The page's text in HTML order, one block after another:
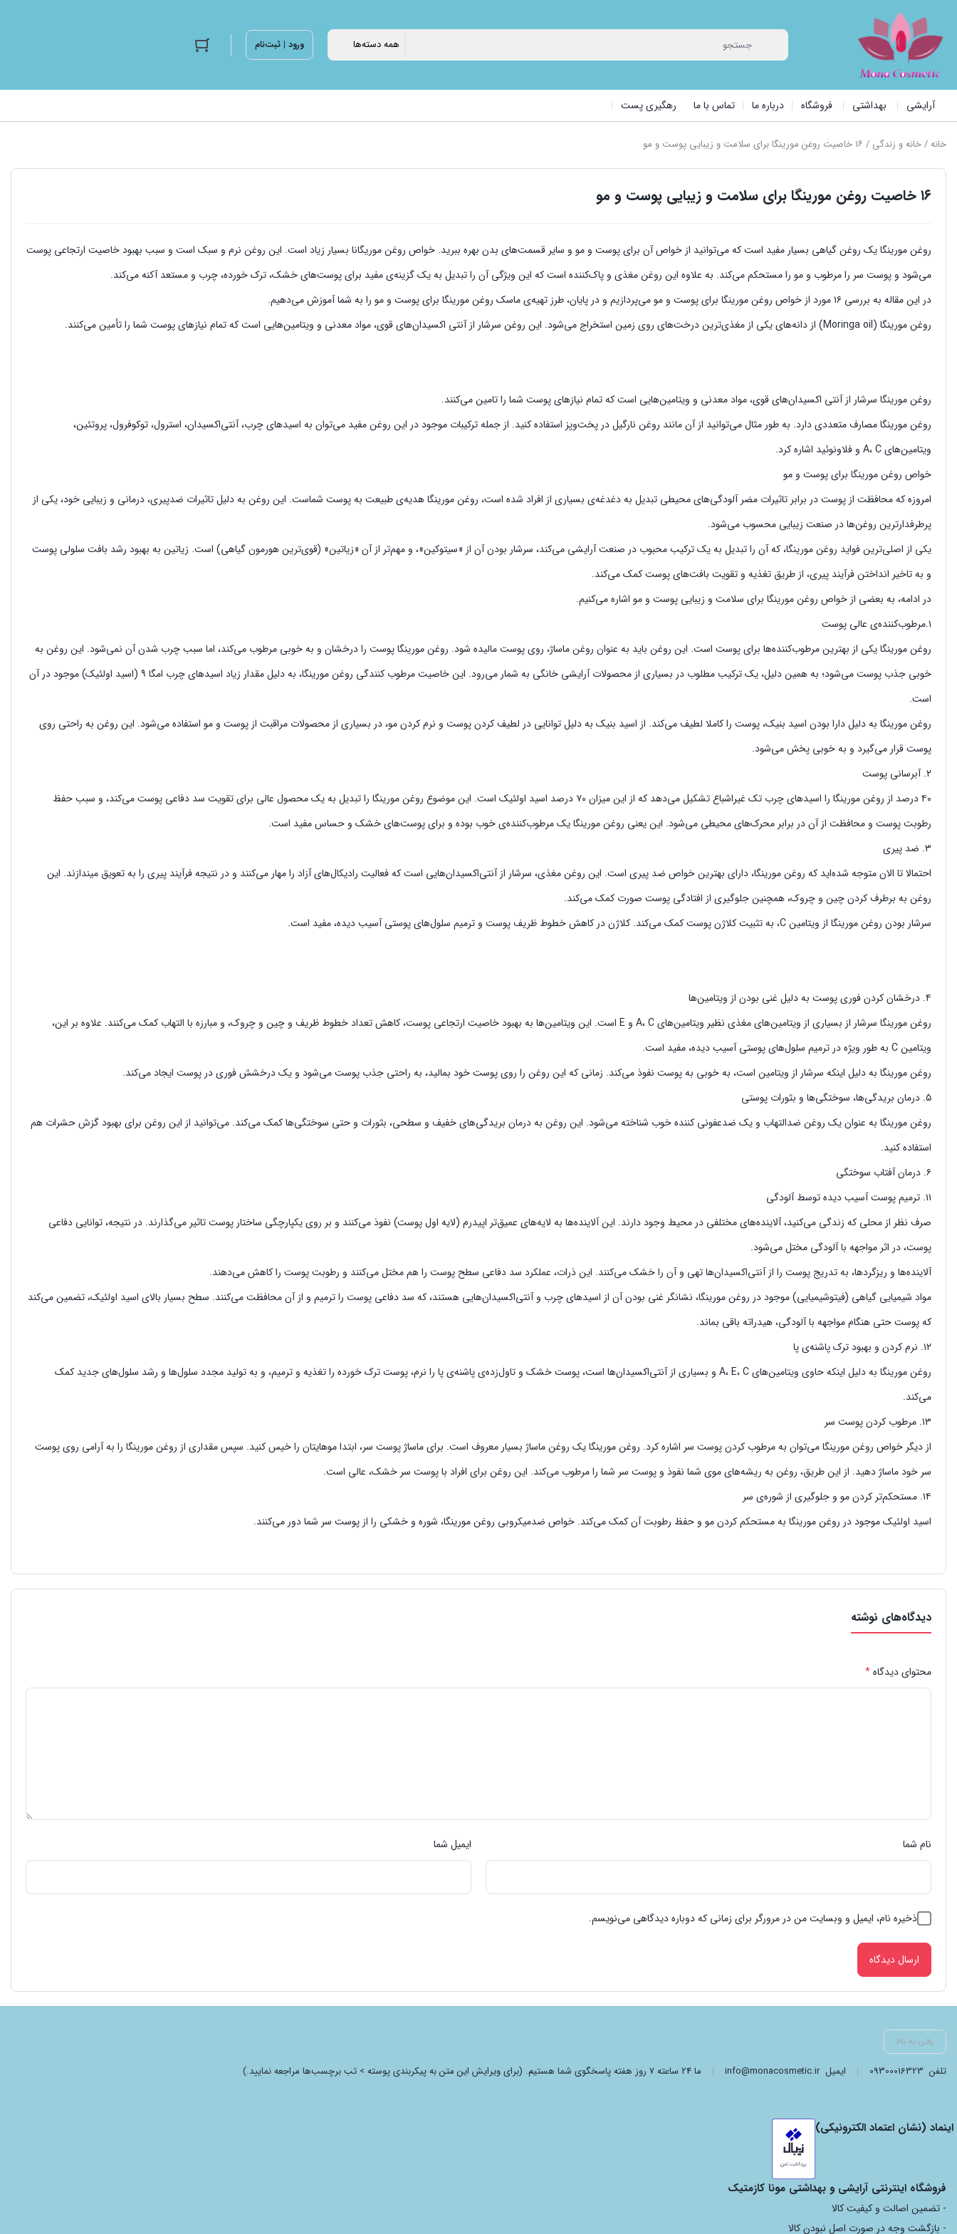
ورود | ثبت‌نام
آرایشی بهداشتی فروشگاه درباره ما تماس با ما رهگیری پست
خانه/خانه و زندگی / ۱۶ خاصیت روغن مورینگا برای سلامت و زیبایی پوست و مو
۱۶ خاصیت روغن مورینگا برای سلامت و زیبایی پوست و مو
روغن مورینگا یک روغن گیاهی بسیار مفید است که می‌توانید از خواص آن برای پوست و مو و سایر قسمت‌های بدن بهره ببرید. خواص روغن موریگانا بسیار زیاد است. این روغن نرم و سبک است و سبب بهبود خاصیت ارتجاعی پوست
می‌شود و پوست سر را مرطوب و مو را مستحکم می‌کند. به علاوه این روغن مغذی و پاک‌کننده است که این ویژگی آن را تبدیل به یک گزینه‌ی مفید برای پوست‌های خشک، ترک‌ خورده، چرب و مستعد آکنه می‌کند.
در این مقاله به بررسی ۱۶ مورد از خواص روغن مورینگا برای پوست و مو می‌پردازیم و در پایان، طرز تهیه‌ی ماسک روغن مورینگا برای پوست و مو را به شما آموزش می‌دهیم.
روغن مورینگا (Moringa oil) از دانه‌های یکی از مغذی‌ترین درخت‌های روی زمین استخراج می‌شود. این روغن سرشار از آنتی‌ اکسیدان‌های قوی، مواد معدنی و ویتامین‌هایی است که تمام نیاز‌های پوست شما را تأمین می‌کنند.
روغن مورینگا سرشار از آنتی‌ اکسیدان‌های قوی، مواد معدنی و ویتامین‌هایی است که تمام نیاز‌های پوست شما را تامین می‌کنند.
روغن مورینگا مصارف متعددی دارد. به طور مثال می‌توانید از آن مانند روغن نارگیل در پخت‌وپز استفاده کنید. از جمله ترکیبات موجود در این روغن مفید می‌توان به اسیدهای چرب، آنتی‌اکسیدان‌، استرول، توکوفرول، پروتئین،
ویتامین‌های A، C و فلاونوئید اشاره کرد.
خواص روغن مورینگا برای پوست و مو
امروزه که محافظت از پوست در برابر تاثیرات مضر آلودگی‌های محیطی تبدیل به دغدغه‌ی بسیاری از افراد شده ‌است، روغن مورینگا هدیه‌ی طبیعت به پوست شماست. این روغن به دلیل تاثیرات ضدپیری، درمانی و زیبایی خود، یکی از
پرطرفدارترین روغن‌ها در صنعت زیبایی محسوب می‌شود.
یکی از اصلی‌ترین فواید روغن مورینگا، که آن را تبدیل به یک ترکیب محبوب در صنعت آرایشی می‌کند، سرشار بودن آن از «سیتوکین»، و مهم‌تر از آن «زیاتین» (قوی‌ترین هورمون گیاهی) است. زیاتین به بهبود رشد بافت سلولی پوست
و به تاخیر انداختن فرآیند پیری، از طریق تغذیه و تقویت بافت‌های پوست کمک می‌کند.
در ادامه، به بعضی از خواص روغن مورینگا برای سلامت و زیبایی پوست و مو اشاره می‌کنیم.
۱.مرطوب‌کننده‌ی عالی پوست
روغن مورینگا یکی از بهترین مرطوب‌‌کننده‌ها برای پوست است. این روغن باید به عنوان روغن ماساژ، روی پوست مالیده شود. روغن مورینگا پوست را درخشان و به خوبی مرطوب می‌کند، اما سبب چرب شدن آن نمی‌شود. این روغن به
خوبی جذب پوست می‌شود؛ به همین دلیل، یک ترکیب مطلوب در بسیاری از محصولات آرایشی خانگی به ‌شمار می‌رود. این خاصیت مرطوب ‌کنندگی روغن مورینگا، به دلیل مقدار زیاد اسیدهای چرب امگا ۹ (اسید اولئیک) موجود در آن
است.
روغن مورینگا به دلیل دارا بودن اسید بنیک، پوست را کاملا لطیف می‌کند. از اسید بنیک به دلیل توانا‌یی‌ در لطیف کردن پوست و نرم کردن مو، در بسیاری از محصولات مراقبت از پوست و مو استفاده می‌شود‌‌. این روغن به راحتی روی
پوست قرار می‌گیرد و به خوبی پخش می‌شود.
۲. آبرسانی پوست
۴۰ درصد از روغن مورینگا را اسیدهای چرب تک غیراشباع‌ تشکیل می‌دهد که از این میزان ۷۰ درصد اسید اولئیک است. این موضوع روغن مورینگا را تبدیل به یک محصول عالی برای تقویت سد دفاعی پوست می‌کند، و سبب حفظ
رطوبت پوست و محافظت از آن در برابر محرک‌های محیطی می‌شود. این یعنی روغن مورینگا یک مرطوب‌کننده‌ی خوب بوده و برای پوست‌های خشک و حساس مفید است‌.
۳. ضد پیری
احتمالا تا الان متوجه شده‌اید که روغن مورینگا، دارای بهترین خواص ضد پیری است. این روغن مغذی، سرشار از آنتی‌اکسیدان‌هایی‌ است که فعالیت رادیکال‌های آزاد را مهار می‌کنند و در نتیجه فرآیند پیری را به تعویق میندازند. این
روغن به برطرف کردن چین و چروک، همچنین جلوگیری از افتادگی پوست صورت کمک می‌کند.
سرشار بودن روغن مورینگا از ویتامین C، به تثبیت کلاژن پوست کمک می‌کند. کلاژن در کاهش خطوط ظریف پوست و ترمیم سلول‌های پوستی آسیب دیده، مفید است.
۴. درخشان کردن فوری پوست به دلیل غنی بودن از ویتامین‌ها
روغن مورینگا سرشار از بسیاری از ویتامین‌های مغذی نظیر ویتامین‌های A، C و E است. این ویتامین‌ها به بهبود خاصیت ارتجاعی پوست، کاهش تعداد خطوط ظریف و چین و چروک، و مبارزه با التهاب کمک می‌کنند. علاوه بر این،
ویتامین C به طور ویژه در ترمیم سلول‌های پوستی آسیب ‌دیده، مفید است.
روغن مورینگا به دلیل اینکه سرشار از ویتامین است، به خوبی به پوست نفوذ می‌کند. زمانی که این روغن را روی پوست خود بمالید، به راحتی جذب پوست می‌شود و یک درخشش فوری در پوست ایجاد می‌کند.
۵. درمان بریدگی‌ها، سوختگی‌ها و بثورات پوستی
روغن مورینگا به عنوان یک روغن ضدالتهاب و یک ضدعفونی‌ کننده خوب شناخته می‌شود. این روغن به درمان بریدگی‌های خفیف و سطحی، بثورات و حتی سوختگی‌‌ها کمک می‌کند. می‌توانید از این روغن برای بهبود گزش حشرات هم
استفاده کنید.
۶. درمان آفتاب سوختگی
۱۱. ترمیم پوست آسیب‌ دیده توسط آلودگی
صرف ‌نظر از محلی که زندگی‌ می‌کنید، آلاینده‌های مختلفی در محیط وجود دارند. این آلاینده‌ها به لایه‌های عمیق‌تر اپیدرم (لایه اول پوست) نفوذ می‌کنند و بر روی یکپارچگی ساختار پوست تاثیر می‌گذارند. در نتیجه، توانایی دفاعی
پوست، در اثر مواجهه با آلودگی مختل می‌شود.
آلاینده‌ها و ریزگردها، به تدریج پوست را از آنتی‌اکسیدان‌ها تهی و آن را خشک می‌کنند. این ذرات، عملکرد سد دفاعی سطح پوست را هم مختل می‌کنند و رطوبت پوست را کاهش می‌دهند.
مواد شیمیایی گیاهی (فیتوشیمیایی‌) موجود در روغن مورینگا، نشانگر غنی بودن آن از اسیدهای چرب و آنتی‌اکسیدان‌هایی هستند، که سد دفاعی پوست را ترمیم و از آن محافظت می‌کنند. سطح بسیار بالای اسید اولئیک، تضمین می‌کند
که پوست حتی هنگام مواجهه با آلودگی، هیدراته باقی بماند.
۱۲. نرم کردن و بهبود ترک پاشنه‌ی پا
روغن مورینگا به دلیل اینکه حاوی ویتامین‌های A، E، C و بسیاری از آنتی‌اکسیدان‌ها است، پوست خشک و تاول‌زده‌ی پاشنه‌ی پا را نرم، پوست ترک‌ خورده را تغذیه و ترمیم، و به تولید مجدد سلول‌ها و رشد سلول‌های جدید کمک
می‌کند.
۱۳. مرطوب کردن پوست سر
از دیگر خواص روغن مورینگا می‌توان به مرطوب کردن پوست سر اشاره کرد. روغن مورینگا یک روغن ماساژ بسیار معروف است. برای ماساژ پوست سر، ابتدا موهایتان را خیس کنید. سپس مقداری از روغن مورینگا را به آرامی روی پوست
سر خود ماساژ دهید. از این طریق، روغن به ریشه‌های موی شما نفوذ و پوست سر شما را مرطوب می‌کند. این روغن برای افراد با پوست سر خشک، عالی است‌.
۱۴. مستحکم‌تر کردن مو و جلوگیری از شوره‌ی سر
اسید اولئیک موجود در روغن مورینگا به مستحکم‌ کردن مو و حفظ رطوبت آن کمک می‌کند. خواص ضدمیکروبی روغن مورینگا، شوره و خشکی را از پوست سر شما دور می‌کنند.
دیدگاه‌های نوشته
محتوای دیدگاه*
نام شما ایمیل شما
ذخیره نام، ایمیل و وبسایت من در مرورگر برای زمانی که دوباره دیدگاهی می‌نویسم.
رفتن به بالا
تلفن 09300016323 ایمیلinfo@monacosmetic.ir ما 24 ساعته 7 روز هفته پاسخگوی شما هستیم. (برای ویرایش این متن به پیکربندی پوسته > تب برچسب‌ها مراجعه نمایید.)
اینماد (نشان اعتماد الکترونیکی)
فروشگاه اینترنتی آرایشی و بهداشتی مونا کازمتیک
- تضمین اصالت و کیفیت کالا
- بازگشت وجه در صورت اصل نبودن کالا